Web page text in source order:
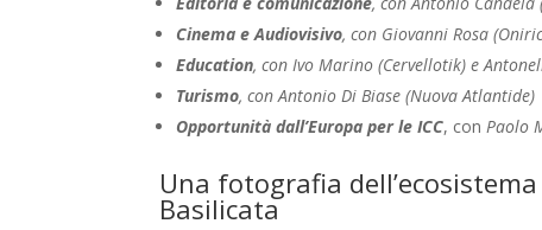
Cinema e Audiovisivo, con Giovanni Rosa
Education, con Ivo Marino (Cervellotik) e
Turismo, con Antonio Di Biase (Nuova Atlantide)
Opportunità dall’Europa per le ICC, con Paolo
Una fotografia
Basilicata